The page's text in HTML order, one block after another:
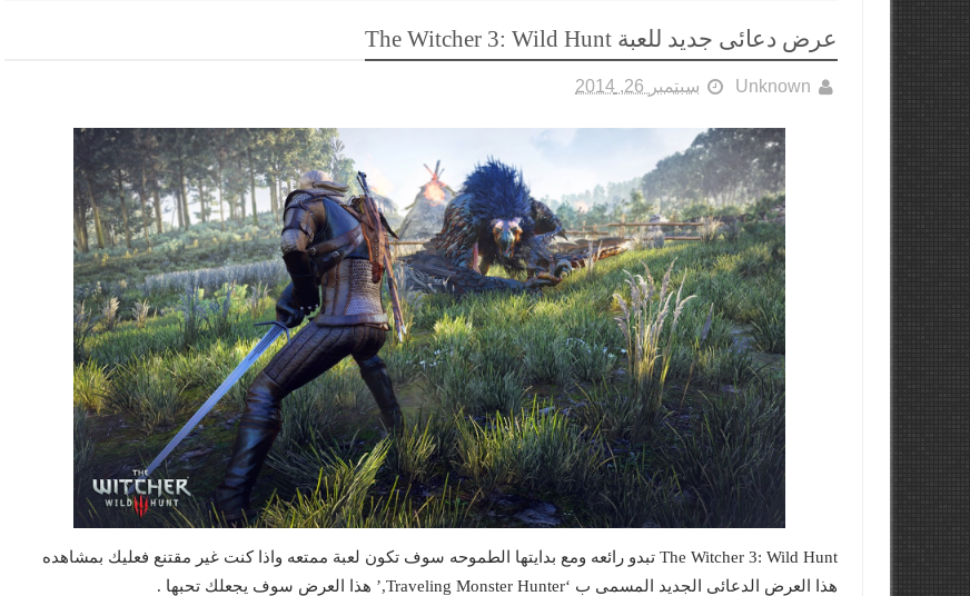
عرض دعائى جديد للعبة The Witcher 3: Wild Hunt
Unknown سبتمبر 26, 2014
The Witcher 3: Wild Hunt تبدو رائعه ومع بدايتها الطموحه سوف تكون لعبة ممتعه واذا كنت غير مقتنع فعليك بمشاهده
هذا العرض الدعائى الجديد المسمى ب ‘Traveling Monster Hunter,’ هذا العرض سوف يجعلك تحبها .